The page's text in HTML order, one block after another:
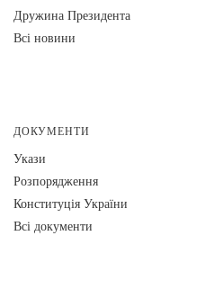
Дружина Президента
Всі новини
ДОКУМЕНТИ
Укази
Розпорядження
Конституція України
Всі документи